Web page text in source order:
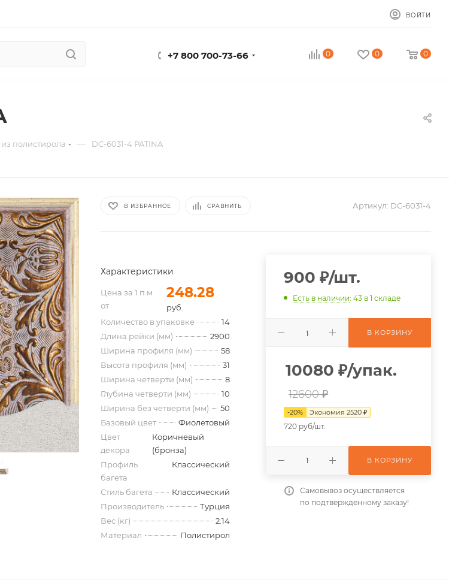
ВОЙТИ
+7 800 700-73-66 0 0 0
из полистирола — DC-6031-4 PATINA
В ИЗБРАННОЕ СРАВНИТЬ Артикул: DC-6031-4
Характеристики
Цена за 1 п.м
от
248.28
руб.
Количество в упаковке
14
Длина рейки (мм)
2900
Ширина профиля (мм)
58
Высота профиля (мм)
31
Ширина четверти (мм)
8
Глубина четверти (мм)
10
Ширина без четверти (мм)
50
Базовый цвет
Фиолетовый
Цвет
декора
Коричневый
(бронза)
Профиль
багета
Классический
Стиль багета
Классический
Производитель
Турция
Вес (кг)
2.14
Материал
Полистирол
900 ₽/шт.
Есть в наличии: 43 в 1 складе
В КОРЗИНУ
10080 ₽/упак.
12600 ₽
-20% Экономия2520 ₽
720 руб/шт.
В КОРЗИНУ
Самовывоз осуществляется
по подтвержденному заказу!